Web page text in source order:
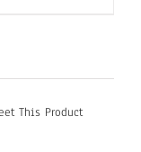
This Product